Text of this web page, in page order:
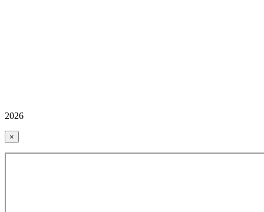
2026
×